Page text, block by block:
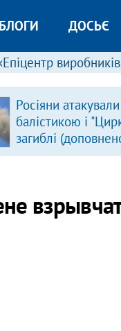
БЛОГИ ДОСЬЄ
Росіяни
балістикою і
загиблі